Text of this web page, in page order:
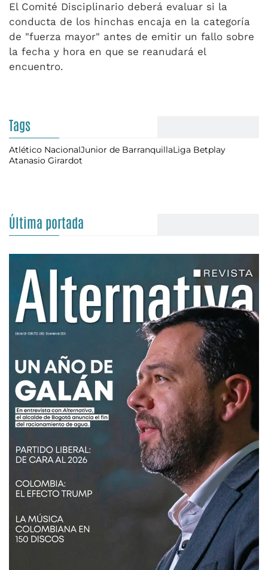
El Comité Disciplinario deberá evaluar si la
conducta de los hinchas encaja en la categoría
de "fuerza mayor" antes de emitir un fallo sobre
la fecha y hora en que se reanudará el
encuentro.
Tags
Atlético NacionalJunior de BarranquillaLiga Betplay
Atanasio Girardot
Última portada